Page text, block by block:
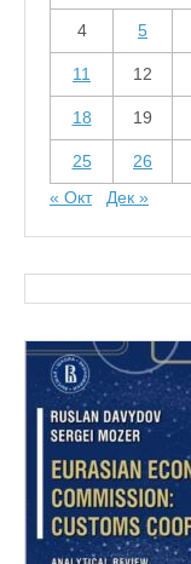
4 5
11 12
18 19
25 26
« Окт
Дек »